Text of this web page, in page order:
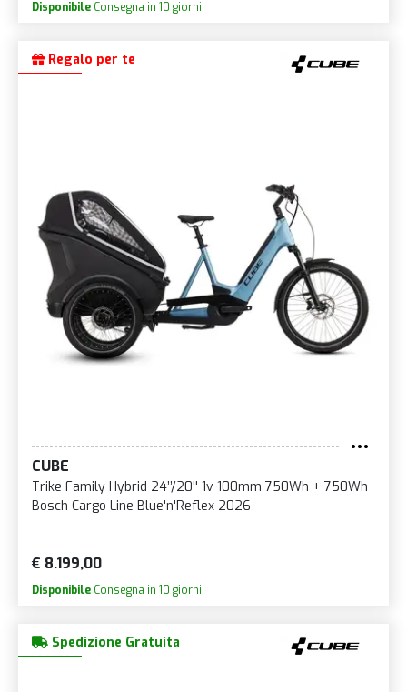
Disponibile Consegna in 10 giorni.
Regalo per te
CUBE
Trike Family Hybrid 24’’/20'' 1v 100mm 750Wh + 750Wh
Bosch Cargo Line Blue'n'Reflex 2026
€ 8.199,00
Disponibile Consegna in 10 giorni.
Spedizione Gratuita